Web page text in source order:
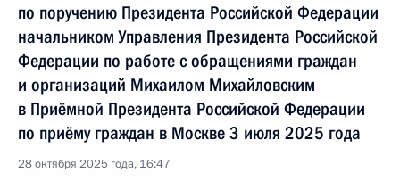
по поручению Президента Российской Федерации
начальником Управления Президента Российской
Федерации по работе с обращениями граждан
и организаций Михаилом Михайловским
в Приёмной Президента Российской Федерации
по приёму граждан в Москве 3 июля 2025 года
28 октября 2025 года, 16:47